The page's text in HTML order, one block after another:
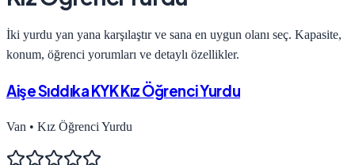
İki yurdu yan yana karşılaştır ve sana en uygun olanı seç. Kapasite,
konum, öğrenci yorumları ve detaylı özellikler.
Aişe Sıddıka KYK Kız Öğrenci Yurdu
Van • Kız Öğrenci Yurdu